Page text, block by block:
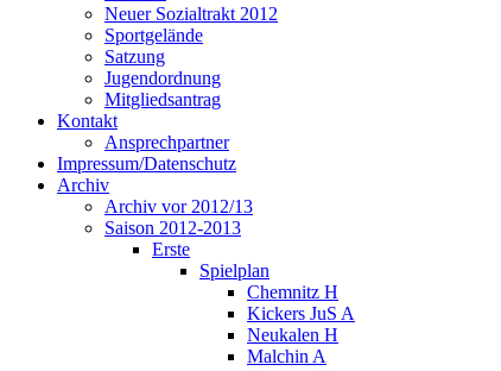
Neuer Sozialtrakt 2012
Sportgelände
Satzung
Jugendordnung
Mitgliedsantrag
Kontakt
Ansprechpartner
Impressum/Datenschutz
Archiv
Archiv vor 2012/13
Saison 2012-2013
Erste
Spielplan
Chemnitz H
Kickers JuS A
Neukalen H
Malchin A